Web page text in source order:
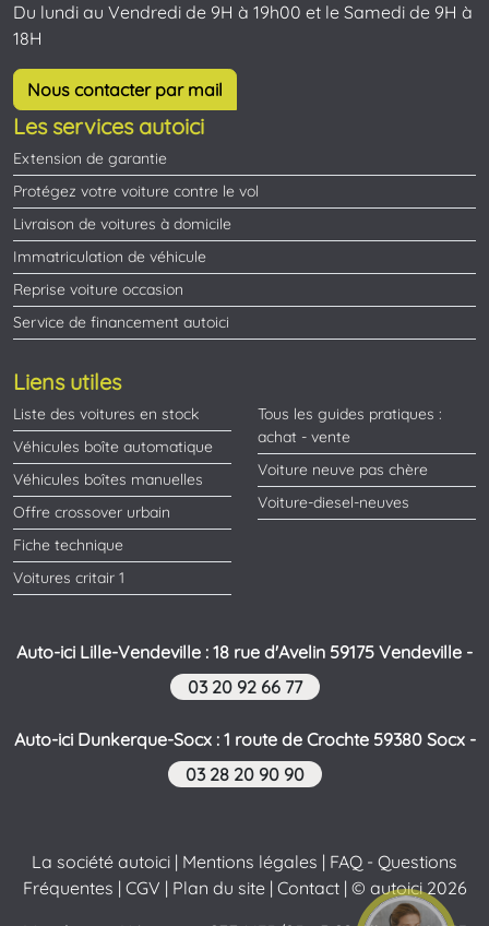
Du lundi au Vendredi de 9H à 19h00 et le Samedi de 9H à
18H
Nous contacter par mail
Les services autoici
Extension de garantie
Protégez votre voiture contre le vol
Livraison de voitures à domicile
Immatriculation de véhicule
Reprise voiture occasion
Service de financement autoici
Liens utiles
Liste des voitures en stock
Véhicules boîte automatique
Véhicules boîtes manuelles
Offre crossover urbain
Fiche technique
Voitures critair 1
Tous les guides pratiques :
achat - vente
Voiture neuve pas chère
Voiture-diesel-neuves
Auto-ici Lille-Vendeville : 18 rue d'Avelin 59175 Vendeville -
03 20 92 66 77
Auto-ici Dunkerque-Socx : 1 route de Crochte 59380 Socx -
03 28 20 90 90
La société autoici | Mentions légales | FAQ - Questions
Fréquentes | CGV | Plan du site| Contact| © autoici 2026